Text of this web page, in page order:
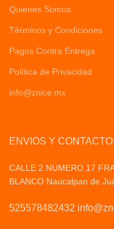
Quienes Somos
Términos y Condiciones
Pagos Contra Entrega
Política de Privacidad
info@znice.mx
ENVIOS Y CONTACTO:
CALLE 2 NUMERO 17
BLANCO Naucalpan de
525578482432